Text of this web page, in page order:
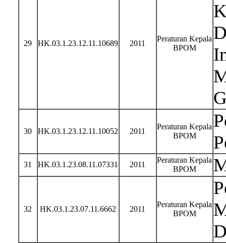
29 HK.03.1.23.12.11.10689 2011
Peraturan Kepala
BPOM
30 HK.03.1.23.12.11.10052 2011
Peraturan Kepala
BPOM
31 HK.03.1.23.08.11.07331 2011
Peraturan Kepala
BPOM
32 HK.03.1.23.07.11.6662 2011
Peraturan Kepala
BPOM